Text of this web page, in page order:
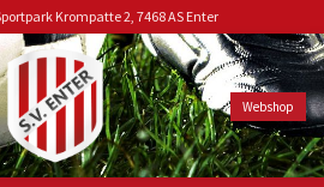
Krompatte 2, 7468 AS Enter
Webshop